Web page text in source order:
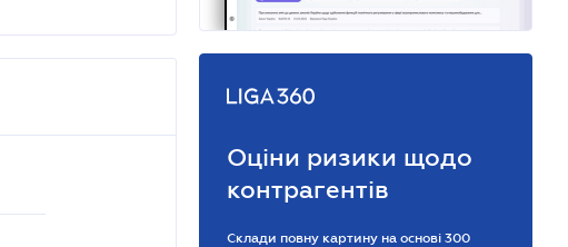
Оціни ризики щодо
контрагентів
Склади повну картину на основі 300